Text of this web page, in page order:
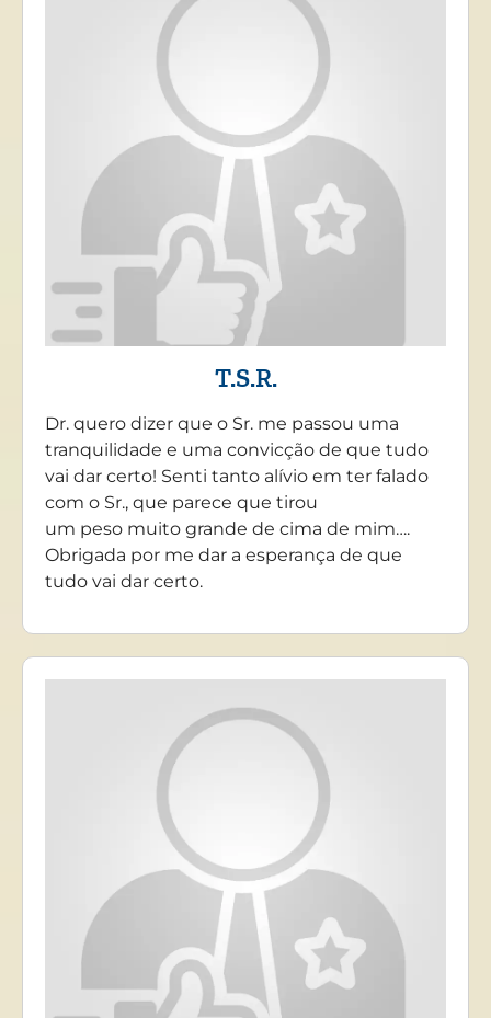
T.S.R.
Dr. quero dizer que o Sr. me passou uma
tranquilidade e uma convicção de que tudo
vai dar certo! Senti tanto alívio em ter falado
com o Sr., que parece que tirou
um peso muito grande de cima de mim….
Obrigada por me dar a esperança de que
tudo vai dar certo.